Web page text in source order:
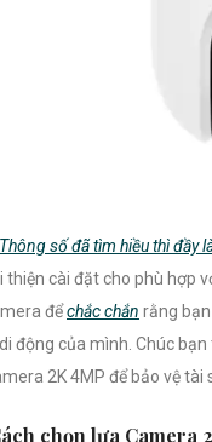
Thông số đã tìm hiều thì đầy
thiện cài đặt cho phù hợp
đểchắc chắn rằng
động của mình. Chúc
2K 4MP để bảo vệ tài
chọn lựa Camera